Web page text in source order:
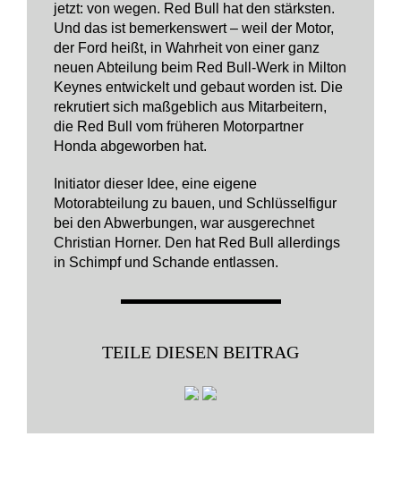
jetzt: von wegen. Red Bull hat den stärksten.
Und das ist bemerkenswert – weil der Motor,
der Ford heißt, in Wahrheit von einer ganz
neuen Abteilung beim Red Bull-Werk in Milton
Keynes entwickelt und gebaut worden ist. Die
rekrutiert sich maßgeblich aus Mitarbeitern,
die Red Bull vom früheren Motorpartner
Honda abgeworben hat.
Initiator dieser Idee, eine eigene
Motorabteilung zu bauen, und Schlüsselfigur
bei den Abwerbungen, war ausgerechnet
Christian Horner. Den hat Red Bull allerdings
in Schimpf und Schande entlassen.
TEILE DIESEN BEITRAG